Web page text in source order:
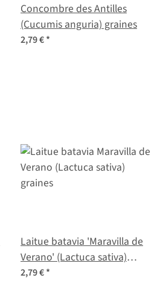
Concombre des Antilles
(Cucumis anguria) graines
2,79 €*
Laitue batavia 'Maravilla de
Verano' (Lactuca sativa)
graines
2,79 €*